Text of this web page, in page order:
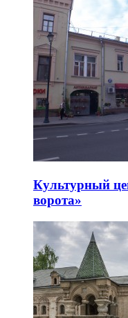
Культурный
ворота»